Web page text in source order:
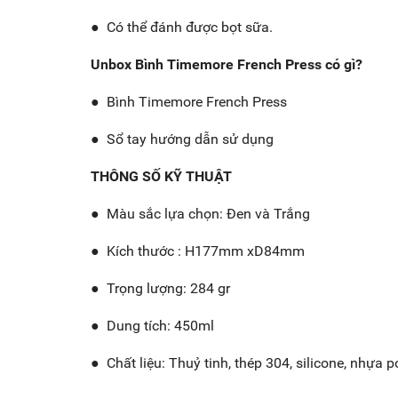
● Có thể đánh được bọt sữa.
Unbox Bình Timemore French Press có gì?
● Bình Timemore French Press
● Sổ tay hướng dẫn sử dụng
THÔNG SỐ KỸ THUẬT
● Màu sắc lựa chọn: Đen và Trắng
● Kích thước : H177mm xD84mm
● Trọng lượng: 284 gr
● Dung tích: 450ml
● Chất liệu: Thuỷ tinh, thép 304, silicone, nhựa